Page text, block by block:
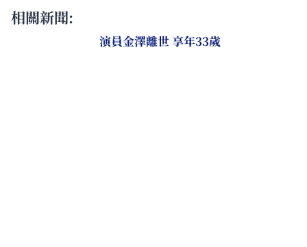
相關新聞:
演員金澤離世 享年33歲